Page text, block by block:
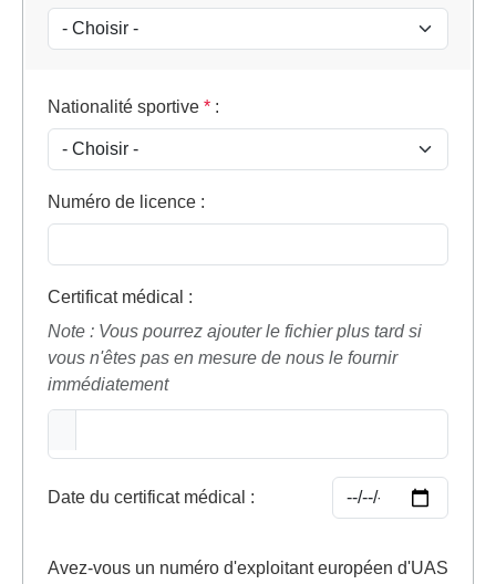
Nationalité sportive * :
Numéro de licence :
Certificat médical :
Note : Vous pourrez ajouter le fichier plus tard si
vous n'êtes pas en mesure de nous le fournir
immédiatement
Date du certificat médical :
Avez-vous un numéro d'exploitant européen d'UAS